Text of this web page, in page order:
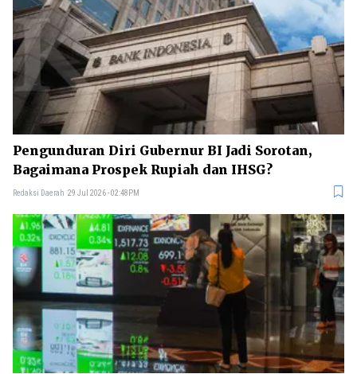
Pengunduran Diri Gubernur BI Jadi Sorotan,
Bagaimana Prospek Rupiah dan IHSG?
Redaksi Daerah 29 Jul 2026 - 02:48PM